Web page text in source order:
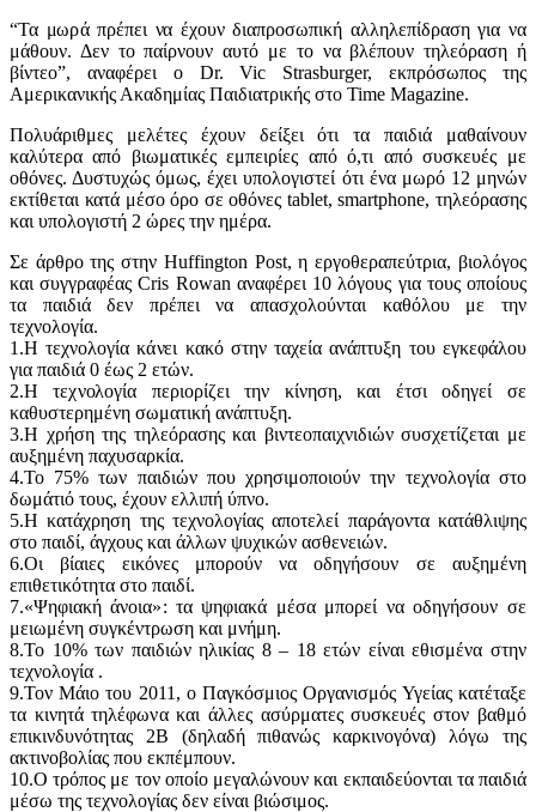
“Τα μωρά πρέπει να έχουν διαπροσωπική αλληλεπίδραση για να
μάθουν. Δεν το παίρνουν αυτό με το να βλέπουν τηλεόραση ή
βίντεο”, αναφέρει ο Dr. Vic Strasburger, εκπρόσωπος της
Αμερικανικής Ακαδημίας Παιδιατρικής στο Time Magazine.
Πολυάριθμες μελέτες έχουν δείξει ότι τα παιδιά μαθαίνουν
καλύτερα από βιωματικές εμπειρίες από ό,τι από συσκευές με
οθόνες. Δυστυχώς όμως, έχει υπολογιστεί ότι ένα μωρό 12 μηνών
εκτίθεται κατά μέσο όρο σε οθόνες tablet, smartphone, τηλεόρασης
και υπολογιστή 2 ώρες την ημέρα.
Σε άρθρο της στην Huffington Post, η εργοθεραπεύτρια, βιολόγος
και συγγραφέας Cris Rowan αναφέρει 10 λόγους για τους οποίους
τα παιδιά δεν πρέπει να απασχολούνται καθόλου με την
τεχνολογία.
1.Η τεχνολογία κάνει κακό στην ταχεία ανάπτυξη του εγκεφάλου
για παιδιά 0 έως 2 ετών.
2.Η τεχνολογία περιορίζει την κίνηση, και έτσι οδηγεί σε
καθυστερημένη σωματική ανάπτυξη.
3.Η χρήση της τηλεόρασης και βιντεοπαιχνιδιών συσχετίζεται με
αυξημένη παχυσαρκία.
4.Το 75% των παιδιών που χρησιμοποιούν την τεχνολογία στο
δωμάτιό τους, έχουν ελλιπή ύπνο.
5.Η κατάχρηση της τεχνολογίας αποτελεί παράγοντα κατάθλιψης
στο παιδί, άγχους και άλλων ψυχικών ασθενειών.
6.Οι βίαιες εικόνες μπορούν να οδηγήσουν σε αυξημένη
επιθετικότητα στο παιδί.
7.«Ψηφιακή άνοια»: τα ψηφιακά μέσα μπορεί να οδηγήσουν σε
μειωμένη συγκέντρωση και μνήμη.
8.Το 10% των παιδιών ηλικίας 8 – 18 ετών είναι εθισμένα στην
τεχνολογία .
9.Τον Μάιο του 2011, ο Παγκόσμιος Οργανισμός Υγείας κατέταξε
τα κινητά τηλέφωνα και άλλες ασύρματες συσκευές στον βαθμό
επικινδυνότητας 2Β (δηλαδή πιθανώς καρκινογόνα) λόγω της
ακτινοβολίας που εκπέμπουν.
10.Ο τρόπος με τον οποίο μεγαλώνουν και εκπαιδεύονται τα παιδιά
μέσω της τεχνολογίας δεν είναι βιώσιμος.